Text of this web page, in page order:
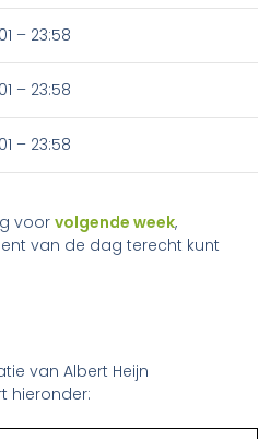
– 23:58
– 23:58
– 23:58
voor volgende week,
van de dag terecht kunt
van Albert Heijn
hieronder: